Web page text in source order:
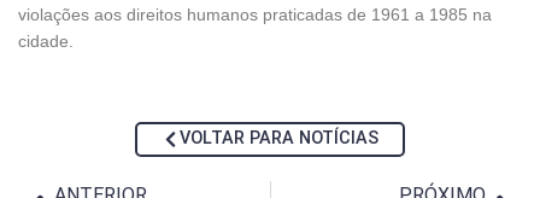
violações aos direitos humanos praticadas de 1961 a 1985 na
cidade.
VOLTAR PARA NOTÍCIAS